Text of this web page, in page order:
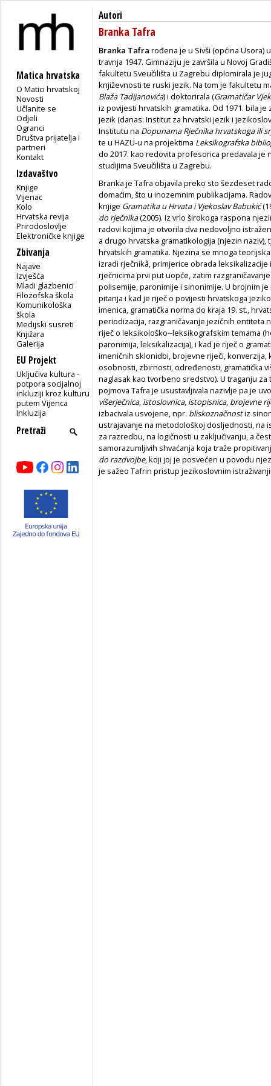
Matica hrvatska
O Matici hrvatskoj
Novosti
Učlanite se
Odjeli
Ogranci
Društva prijatelja i
partneri
Kontakt
Izdavaštvo
Knjige
Vijenac
Kolo
Hrvatska revija
Prirodoslovlje
Elektroničke knjige
Zbivanja
Najave
Izvješća
Mladi glazbenici
Filozofska škola
Komunikološka
škola
Medijski susreti
Knjižara
Galerija
EU Projekt
Uključiva kultura -
potpora socijalnoj
inkluziji kroz kulturu
putem Vijenca
Inkluzija
Autori
Branka Tafra
Branka Tafra rođena je u Sivši (općina Usora)
travnja 1947. Gimnaziju je završila u Novoj
fakultetu Sveučilišta u Za­grebu diplomirala je
književnosti te ru­ski jezik. Na tom je fakultetu
Blaža Tadijanovića) i doktorirala (Gramatičar
iz povijesti hrvatskih gramatika. Od 1971. bila
jezik (danas: Institut za hrvatski jezik i
Insti­tutu na Dopunama Rječnika hrvatskoga ili
te u HAZU-u na projektima Leksikografska
do 2017. kao redovita profesorica predavala je
studijima Sveučilišta u Zagrebu.
Branka je Tafra objavila preko sto šezdeset
domaćim, što u inozemnim pu­blikacijama.
knjige Gramatika u Hrvata i Vjekoslav Babukić
do rječnika(2005). Iz vrlo širokoga raspona
radovi kojima je otvorila dva nedovoljno
a drugo hrvatska gramatikologija (njezin
hrvatskih gramatika. Njezina se mnoga
izradi rječnikâ, primjerice obrada
rječnicima prvi put uopće, zatim
polisemije, pa­ronimije i sinonimije. U brojnim
pitanja i kad je riječ o povijesti hrvatskoga
imenica, grama­tička norma do kraja 19. st.,
periodizacija, razgraničavanje jezičnih entiteta
riječ o leksikološko--leksikografskim temama
paronimija, leksikalizacija), i kad je riječ o
imeničnih sklonidbi, brojevne riječi, konverzija,
osobnosti, zbirnosti, određenosti, gramatička
naglasak kao tvorbeno sredstvo). U traganju
pojmova Ta­fra je usustavljivala nazivlje pa je
višerječnica, istoslovnica, istopisnica, brojevne
izbacivala usvojene, npr. bliskoznačnostiz
ustrajavanje na metodološkoj dosljednosti, na
za razredbu, na logičnosti u zaključivanju, a
samorazumljivih shvaćanja koja traže
do razdvojbe, koji joj je posve­ćen u povodu
je sažeo Tafrin pristup jezikoslovnim